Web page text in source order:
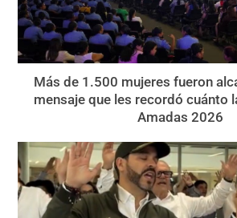
Más de 1.500 mujeres fueron
mensaje que les recordó cuánto
Amadas 2026